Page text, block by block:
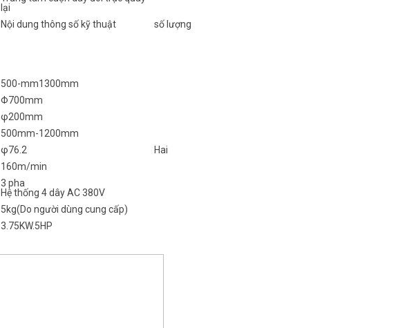
lại
Nội dung thông số kỹ thuật
số lượng
500-mm1300mm
Φ700mm
φ200mm
500mm-1200mm
φ76.2
Hai
160m/min
3 pha
Hệ thống 4 dây AC 380V
5kg(Do người dùng cung cấp)
3.75KW.5HP